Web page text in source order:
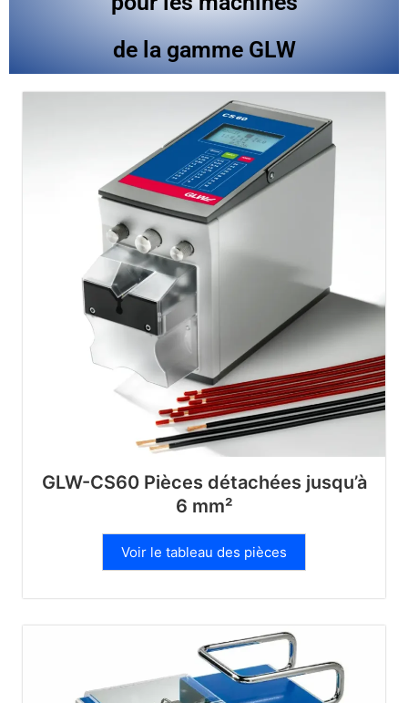
de la gamme GLW
GLW-CS60 Pièces détachées jusqu’à
6 mm²
Voir le tableau des pièces